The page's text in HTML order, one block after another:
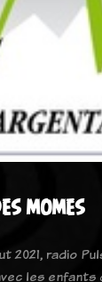
momes
2021, radio
les enfants